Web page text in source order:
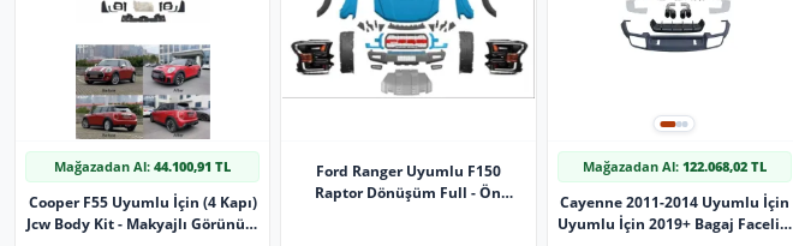
Mağazadan Al:44.100,91 TL
Cooper F55 Uyumlu İçin (4 Kapı)
Jcw Body Kit - Makyajlı Görünüm
Ford Ranger Uyumlu F150
Raptor Dönüşüm Full - Ön
Mağazadan Al: 122.068,02 TL
Cayenne 2011-2014 Uyumlu İçin
Uyumlu İçin 2019+ Bagaj Facelift